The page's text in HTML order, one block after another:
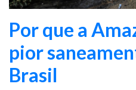
Por que a
pior
Brasil